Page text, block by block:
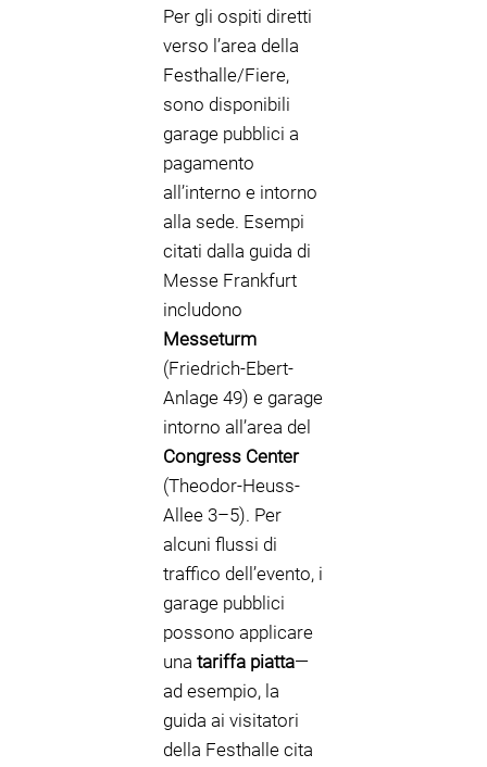
Per gli ospiti diretti
verso l’area della
Festhalle/Fiere,
sono disponibili
garage pubblici a
pagamento
all’interno e intorno
alla sede. Esempi
citati dalla guida di
Messe Frankfurt
includono
Messeturm
(Friedrich-Ebert-
Anlage 49) e garage
intorno all’area del
Congress Center
(Theodor-Heuss-
Allee 3–5). Per
alcuni flussi di
traffico dell’evento, i
garage pubblici
possono applicare
una tariffa piatta—
ad esempio, la
guida ai visitatori
della Festhalle cita